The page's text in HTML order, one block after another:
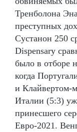
Тренболона
преступных
Сустанон 250
Dispensary
было в отборе
когда
и Клайвертом-
Италии (5:3)
принесшего
Евро-2021.